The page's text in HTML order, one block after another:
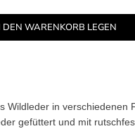
DEN WARENKORB LEGEN
Wildleder in verschiedenen
gefüttert und mit